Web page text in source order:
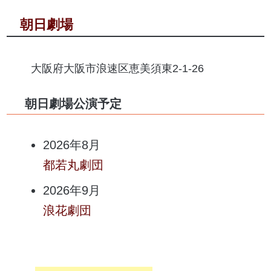
朝日劇場
大阪府大阪市浪速区恵美須東2-1-26
朝日劇場公演予定
2026年8月
都若丸劇団
2026年9月
浪花劇団